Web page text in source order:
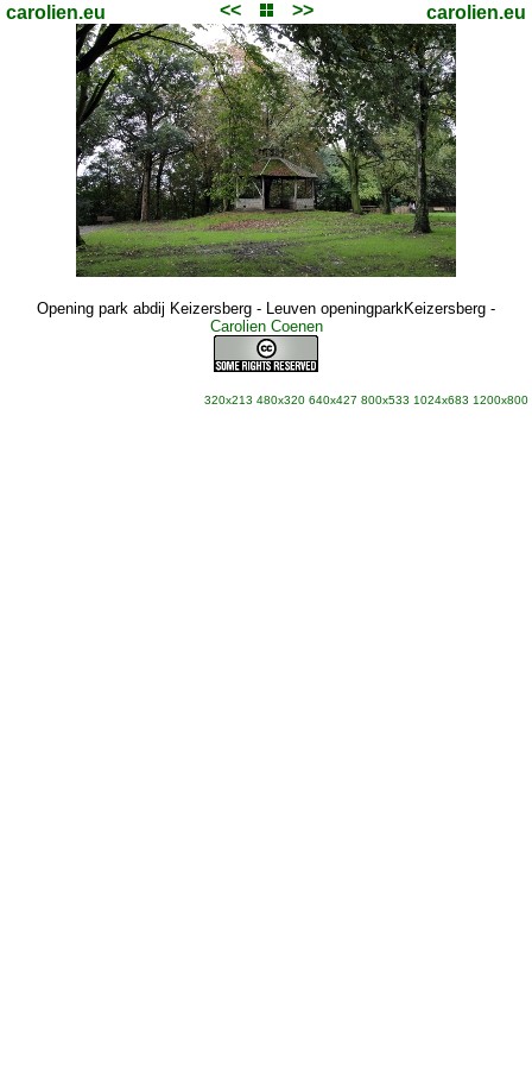
carolien.eu << >> carolien.eu
Opening park abdij Keizersberg - Leuven openingparkKeizersberg -
Carolien Coenen
320x213 480x320 640x427 800x533 1024x683 1200x800